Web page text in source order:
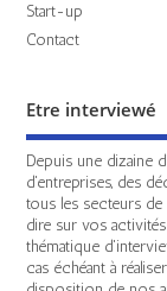
Start-up
Contact
Etre interviewé
Depuis une dizaine
d'entreprises, des
tous les secteurs
dire sur vos
thématique
cas échéant à